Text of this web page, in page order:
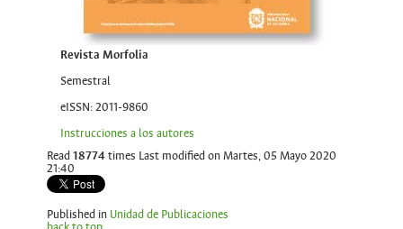
Revista Morfolia
Semestral
eISSN: 2011-9860
Instrucciones a los autores
Read 18774times Last modified on Martes, 05 Mayo 2020
21:40
Published in Unidad de Publicaciones